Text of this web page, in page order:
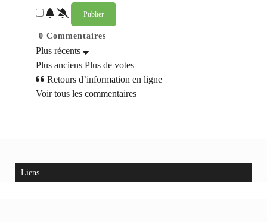
0 Commentaires
Plus récents
Plus anciens Plus de votes
Retours d’information en ligne
Voir tous les commentaires
Liens